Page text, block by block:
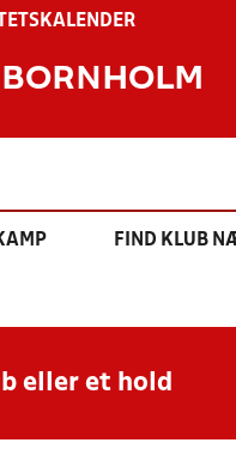
FIND KLUB
eller et hold